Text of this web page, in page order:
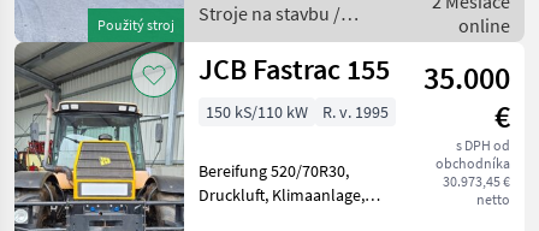
Použitý stroj
Stroje na stavbu /
JCB
online
JCB Fastrac 155
35.000
€
s DPH od
obchodníka
30.973,45 €
netto
150 kS/110 kW R. v. 1995
Bereifung 520/70R30,
Druckluft, Klimaanlage,